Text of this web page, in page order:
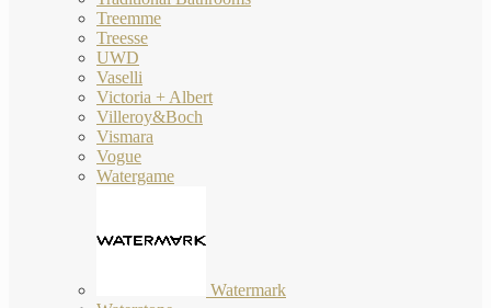
Treemme
Treesse
UWD
Vaselli
Victoria + Albert
Villeroy&Boch
Vismara
Vogue
Watergame
Watermark